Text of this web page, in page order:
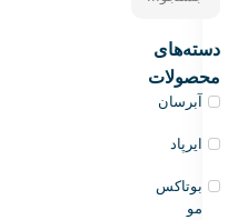
دسته‌های
محصولات
آبرسان
ایرپاد
بوتاکس
مو